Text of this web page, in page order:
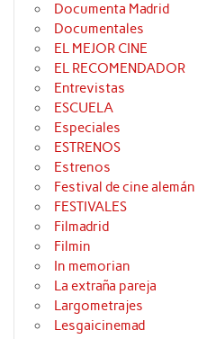
Documenta Madrid
Documentales
EL MEJOR CINE
EL RECOMENDADOR
Entrevistas
ESCUELA
Especiales
ESTRENOS
Estrenos
Festival de cine alemán
FESTIVALES
Filmadrid
Filmin
In memorian
La extraña pareja
Largometrajes
Lesgaicinemad